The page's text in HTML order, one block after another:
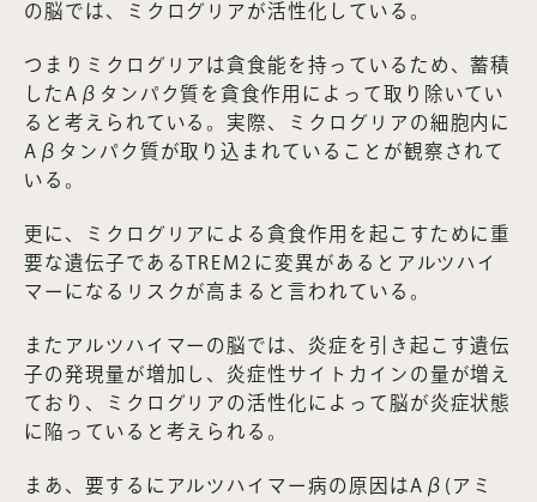
の脳では、ミクログリアが活性化している。
つまりミクログリアは貪食能を持っているため、蓄積
したAβタンパク質を貪食作用によって取り除いてい
ると考えられている。実際、ミクログリアの細胞内に
Aβタンパク質が取り込まれていることが観察されて
いる。
更に、ミクログリアによる貪食作用を起こすために重
要な遺伝子であるTREM2に変異があるとアルツハイ
マーになるリスクが高まると言われている。
またアルツハイマーの脳では、炎症を引き起こす遺伝
子の発現量が増加し、炎症性サイトカインの量が増え
ており、ミクログリアの活性化によって脳が炎症状態
に陥っていると考えられる。
まあ、要するにアルツハイマー病の原因はAβ(アミ